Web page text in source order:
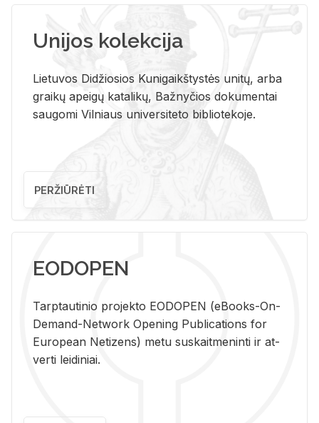
Unijos kolekcija
Lietuvos Didžiosios Kunigaikštystės unitų, arba
graikų apeigų katalikų, Bažnyčios dokumentai
saugomi Vilniaus universiteto bibliotekoje.
PERŽIŪRĖTI
EODOPEN
Tarp­tau­ti­nio pro­jek­to EO­DO­PEN (eBo­oks-On-
De­mand-Ne­twork Ope­ning Pub­li­ca­tions for
Eu­ro­pe­an Ne­ti­zens) metu su­skait­me­nin­ti ir at­
ver­ti lei­di­niai.